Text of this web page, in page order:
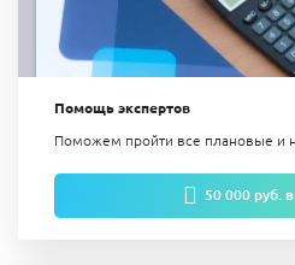
Помощь экспертов
Поможем пройти все плановые и
50 000 руб.